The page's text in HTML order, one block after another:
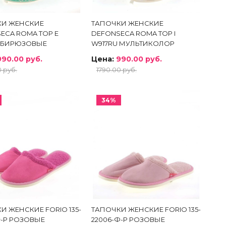
ЖЕНСКИЕ
ROMA TOP E
БИРЮЗОВЫЕ
руб.
руб.
ТАПОЧКИ ЖЕНСКИЕ
DEFONSECA ROMA TOP I
W917RU МУЛЬТИКОЛОР
Цена: 990.00 руб.
1790.00 руб.
ЖЕНСКИЕ FORIО 135-
Р РОЗОВЫЕ
34%
ТАПОЧКИ ЖЕНСКИЕ FORIО 135-
22006-Ф-Р РОЗОВЫЕ